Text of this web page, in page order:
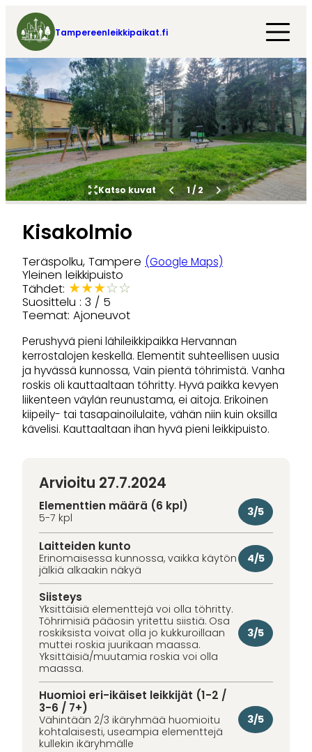
Tampereenleikkipaikat.fi
Katso kuvat 1/2
Kisakolmio
Teräspolku, Tampere (Google Maps)
Yleinen leikkipuisto
Tähdet: ★★★☆☆
Suosittelu : 3 / 5
Teemat: Ajoneuvot
Perushyvä pieni lähileikkipaikka Hervannan
kerrostalojen keskellä. Elementit suhteellisen uusia
ja hyvässä kunnossa, Vain pientä töhrimistä. Vanha
roskis oli kauttaaltaan töhritty. Hyvä paikka kevyen
liikenteen väylän reunustama, ei aitoja. Erikoinen
kiipeily- tai tasapainoilulaite, vähän niin kuin oksilla
kävelisi. Kauttaaltaan ihan hyvä pieni leikkipuisto.
Arvioitu 27.7.2024
Elementtien määrä (6 kpl)
5-7 kpl 3/5
Laitteiden kunto
Erinomaisessa kunnossa, vaikka käytön
jälkiä alkaakin näkyä
4/5
Siisteys
Yksittäisiä elementtejä voi olla töhritty.
Töhrimisiä pääosin yritettu siistiä. Osa
roskiksista voivat olla jo kukkuroillaan
muttei roskia juurikaan maassa.
Yksittäisiä/muutamia roskia voi olla
maassa.
3/5
Huomioi eri-ikäiset leikkijät (1-2 /
3-6 / 7+)
Vähintään 2/3 ikäryhmää huomioitu
kohtalaisesti, useampia elementtejä
kullekin ikäryhmälle
3/5